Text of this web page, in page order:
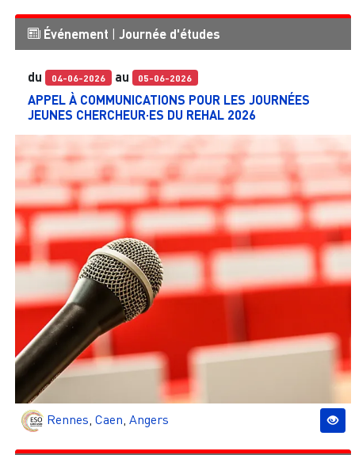
Événement | Journée d'études
du 04-06-2026 au 05-06-2026
APPEL À COMMUNICATIONS POUR LES JOURNÉES
JEUNES CHERCHEUR·ES DU REHAL 2026
Rennes, Caen, Angers